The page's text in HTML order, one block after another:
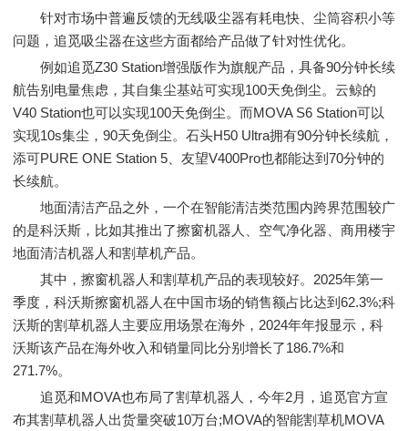
针对市场中普遍反馈的无线吸尘器有耗电快、尘筒容积小等
问题，追觅吸尘器在这些方面都给产品做了针对性优化。
例如追觅Z30 Station增强版作为旗舰产品，具备90分钟长续
航告别电量焦虑，其自集尘基站可实现100天免倒尘。云鲸的
V40 Station也可以实现100天免倒尘。而MOVA S6 Station可以
实现10s集尘，90天免倒尘。石头H50 Ultra拥有90分钟长续航，
添可PURE ONE Station 5、友望V400Pro也都能达到70分钟的
长续航。
地面清洁产品之外，一个在智能清洁类范围内跨界范围较广
的是科沃斯，比如其推出了擦窗机器人、空气净化器、商用楼宇
地面清洁机器人和割草机产品。
其中，擦窗机器人和割草机产品的表现较好。2025年第一
季度，科沃斯擦窗机器人在中国市场的销售额占比达到62.3%;科
沃斯的割草机器人主要应用场景在海外，2024年年报显示，科
沃斯该产品在海外收入和销量同比分别增长了186.7%和
271.7%。
追觅和MOVA也布局了割草机器人，今年2月，追觅官方宣
布其割草机器人出货量突破10万台;MOVA的智能割草机MOVA